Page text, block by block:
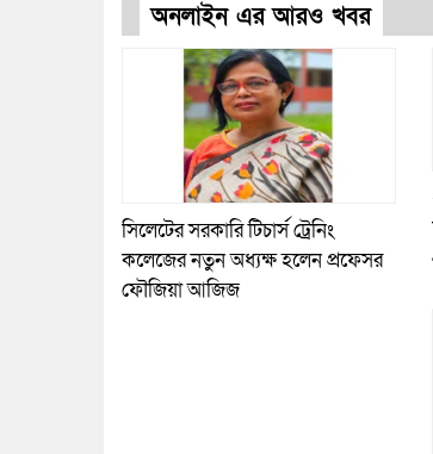
অনলাইন এর আরও খবর
সিলেটের সরকারি টিচার্স ট্রেনিং
কলেজের নতুন অধ্যক্ষ হলেন প্রফেসর
ফৌজিয়া আজিজ